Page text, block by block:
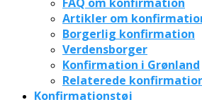
Artikler om
Borgerlig konfirmation
Verdensborger
Konfirmation i Grønland
Relaterede
Konfirmationstøj